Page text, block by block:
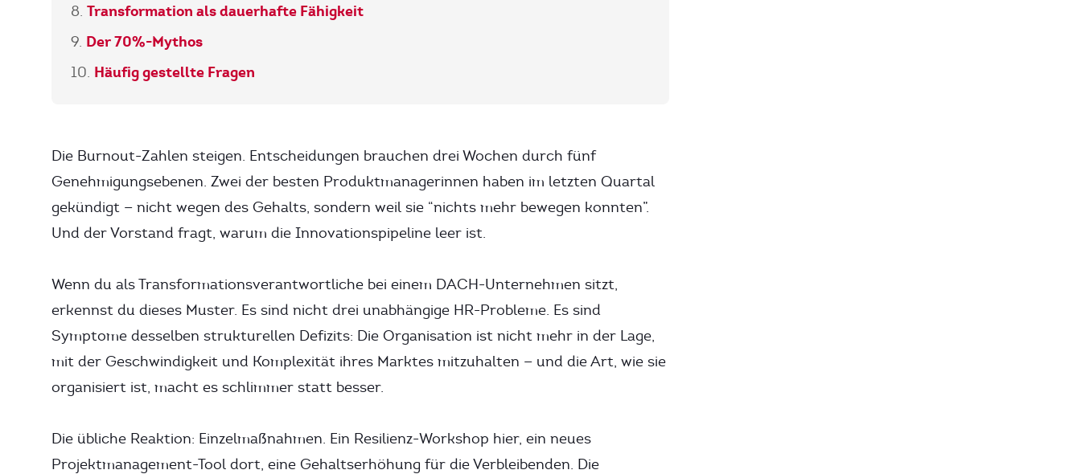
Transformation als dauerhafte Fähigkeit
Der 70%-Mythos
Häufig gestellte Fragen
Die Burnout-Zahlen steigen. Entscheidungen brauchen drei Wochen durch fünf
Genehmigungsebenen. Zwei der besten Produktmanagerinnen haben im letzten Quartal
gekündigt — nicht wegen des Gehalts, sondern weil sie “nichts mehr bewegen konnten”.
Und der Vorstand fragt, warum die Innovationspipeline leer ist.
Wenn du als Transformationsverantwortliche bei einem DACH-Unternehmen sitzt,
erkennst du dieses Muster. Es sind nicht drei unabhängige HR-Probleme. Es sind
Symptome desselben strukturellen Defizits: Die Organisation ist nicht mehr in der Lage,
mit der Geschwindigkeit und Komplexität ihres Marktes mitzuhalten — und die Art, wie sie
organisiert ist, macht es schlimmer statt besser.
Die übliche Reaktion: Einzelmaßnahmen. Ein Resilienz-Workshop hier, ein neues
Projektmanagement-Tool dort, eine Gehaltserhöhung für die Verbleibenden. Die